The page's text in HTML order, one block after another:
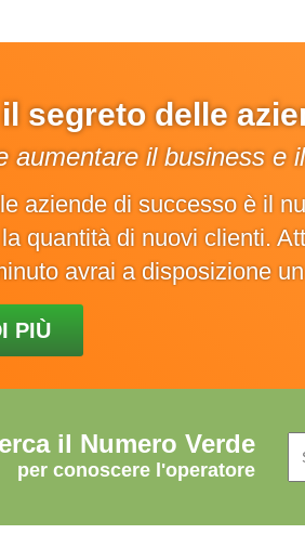
segreto delle
aumentare il business e
aziende di successo è il
quantità di nuovi clienti.
avrai a disposizione
PIÙ
il Numero Verde
per conoscere l'operatore